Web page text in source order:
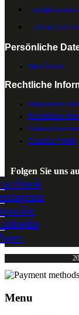
+34 93 473
Persönliche
Mein Konto
Rechtliche
Allgemeine
Rechtlicher
Cookies-Politik
Folgen Sie uns
Menu